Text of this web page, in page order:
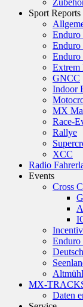
Sport Reports
Extrem
GNCC
Indoor
MX
Race-
Rallye
XCC
Radio
Events
Cross
Enduro
MX-
Daten